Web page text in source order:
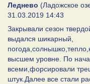
Леднево (Ладожское
31.03.2019 14:43
Закрывали сезон
выдался шикарный,
высшем уровне. По
всеми,форсировали
штук.Далее все стали